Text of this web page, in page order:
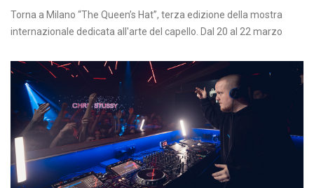
Torna a Milano “The Queen’s Hat”, terza edizione della mostra
internazionale dedicata all'arte del capello. Dal 20 al 22 marzo